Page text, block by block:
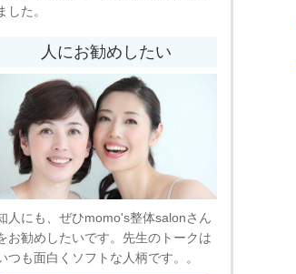
した。
人にお勧めしたい
人にも、ぜひmomo's整体salonさん
お勧めしたいです。先生のトークは
つも面白くソフトな人柄です。。